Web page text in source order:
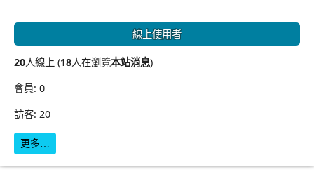
線上使用者
20人線上 (18人在瀏覽本站消息)
會員: 0
訪客: 20
更多…